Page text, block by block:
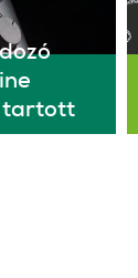
tartott